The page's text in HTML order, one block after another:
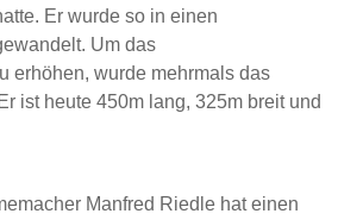
Er wurde so in einen
Um das
erhöhen, wurde mehrmals das
ist heute 450m lang, 325m breit und
Manfred Riedle hat einen